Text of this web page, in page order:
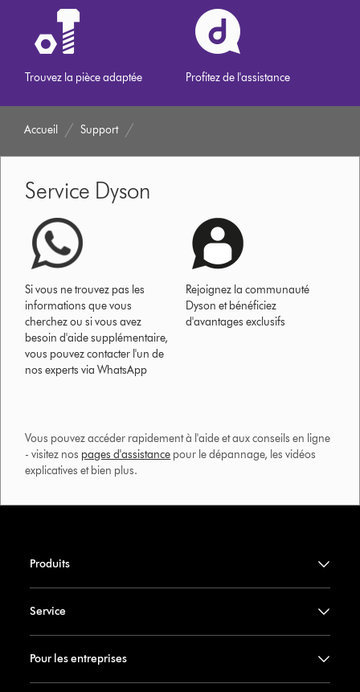
Trouvez la pièce adaptée Profitez de l'assistance
Accueil Support
Service Dyson
Si vous ne trouvez pas les
informations que vous
cherchez ou si vous avez
besoin d'aide supplémentaire,
vous pouvez contacter l'un de
nos experts via WhatsApp
Rejoignez la communauté
Dyson et bénéficiez
d'avantages exclusifs
Vous pouvez accéder rapidement à l'aide et aux conseils en ligne
- visitez nos pages d'assistance pour le dépannage, les vidéos
explicatives et bien plus.​
Produits
Service
Pour les entreprises